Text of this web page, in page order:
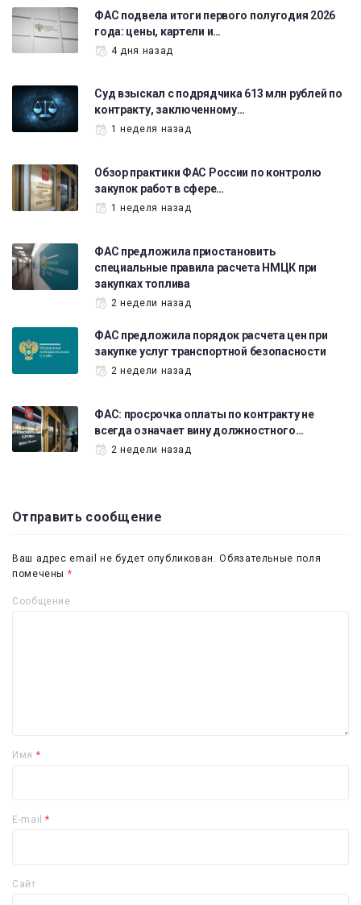
ФАС подвела итоги первого полугодия 2026
года: цены, картели и…
4 дня назад
Суд взыскал с подрядчика 613 млн рублей по
контракту, заключенному…
1 неделя назад
Обзор практики ФАС России по контролю
закупок работ в сфере…
1 неделя назад
ФАС предложила приостановить
специальные правила расчета НМЦК при
закупках топлива
2 недели назад
ФАС предложила порядок расчета цен при
закупке услуг транспортной безопасности
2 недели назад
ФАС: просрочка оплаты по контракту не
всегда означает вину должностного…
2 недели назад
Отправить сообщение
Ваш адрес email не будет опубликован. Обязательные поля
помечены *
Сообщение
Имя *
E-mail*
Сайт